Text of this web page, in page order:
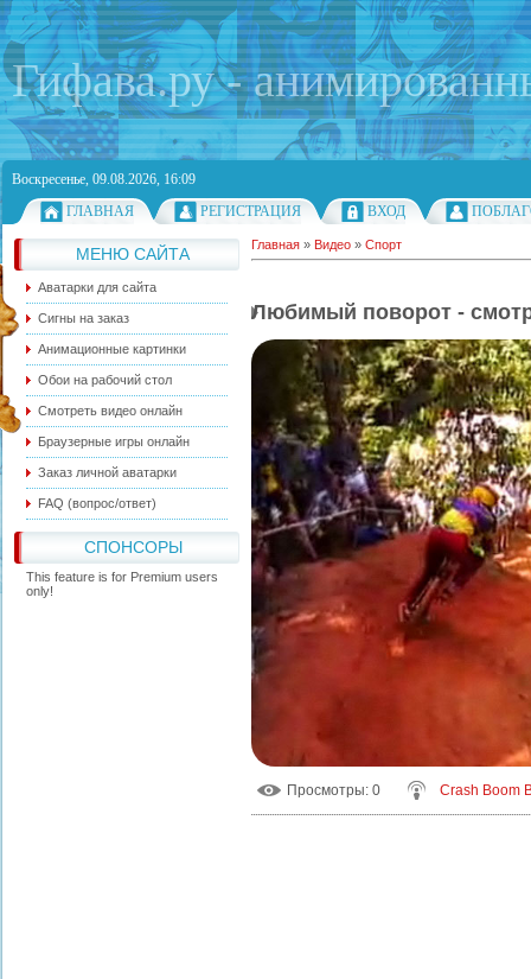
Гифава.ру -
Воскресенье, 09.08.2026, 16:09
ГЛАВНАЯ
РЕГИСТРАЦИЯ ВХОД
МЕНЮ САЙТА
Аватарки для сайта
Сигны на заказ
Анимационные картинки
Обои на рабочий стол
Смотреть видео онлайн
Браузерные игры онлайн
Заказ личной аватарки
FAQ (вопрос/ответ)
СПОНСОРЫ
This feature is for Premium users
only!
Главная » Видео » Спорт
Любимый поворот -
Просмотры: 0 Crash Boom